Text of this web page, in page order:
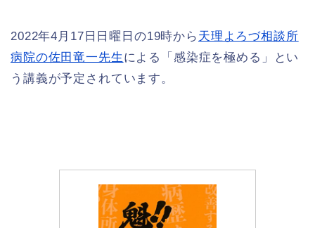
2022年4月17日日曜日の19時から 天理よろづ相談所
病院の佐田竜一先生 による「感染症を極める」とい
う講義が予定されています。